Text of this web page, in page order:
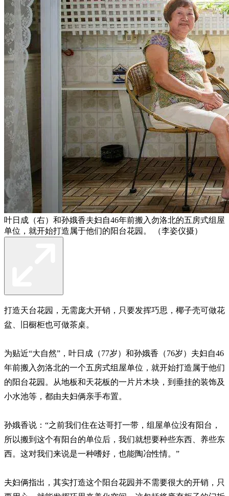
叶日成（右）和孙娥香夫妇自46年前搬入勿洛北的五房式组屋
单位，就开始打造属于他们的阳台花园。 （李姿仪摄）
打造天台花园，无需庞大开销，只要发挥巧思，椰子壳可做花
盆、旧橱柜也可做茶桌。
为贴近“大自然”，叶日成（77岁）和孙娥香（76岁）夫妇自46
年前搬入勿洛北的一个五房式组屋单位，就开始打造属于他们
的阳台花园。从地板和天花板的一片片木块，到垂挂的装饰及
小水池等，都由夫妇俩亲手布置。
孙娥香说：“之前我们住在达哥打一带，组屋单位没有阳台，
所以搬到这个有阳台的单位后，我们就想要种些东西、养些东
西。这对我们来说是一种嗜好，也能陶冶性情。”
夫妇俩指出，其实打造这个阳台花园并不需要很大的开销，只